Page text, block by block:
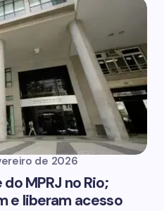
de 2026
MPRJ no Rio;
e liberam acesso